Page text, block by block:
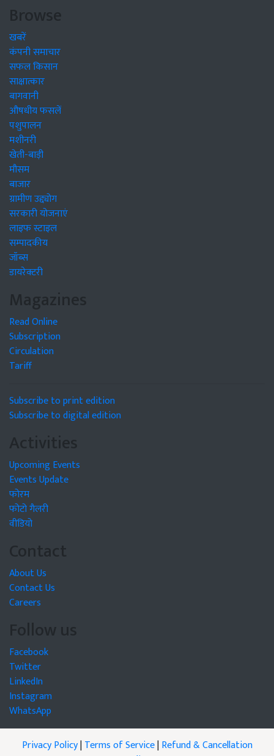
Browse
खबरें
कंपनी समाचार
सफल किसान
साक्षात्कार
बागवानी
औषधीय फसलें
पशुपालन
मशीनरी
खेती-बाड़ी
मौसम
बाजार
ग्रामीण उद्द्योग
सरकारी योजनाएं
लाइफ स्टाइल
सम्पादकीय
जॉब्स
डायरेक्टरी
Magazines
Read Online
Subscription
Circulation
Tariff
Subscribe to print edition
Subscribe to digital edition
Activities
Upcoming Events
Events Update
फोरम
फोटो गैलरी
वीडियो
Contact
About Us
Contact Us
Careers
Follow us
Facebook
Twitter
LinkedIn
Instagram
WhatsApp
Privacy Policy|Terms of Service|Refund & Cancellation